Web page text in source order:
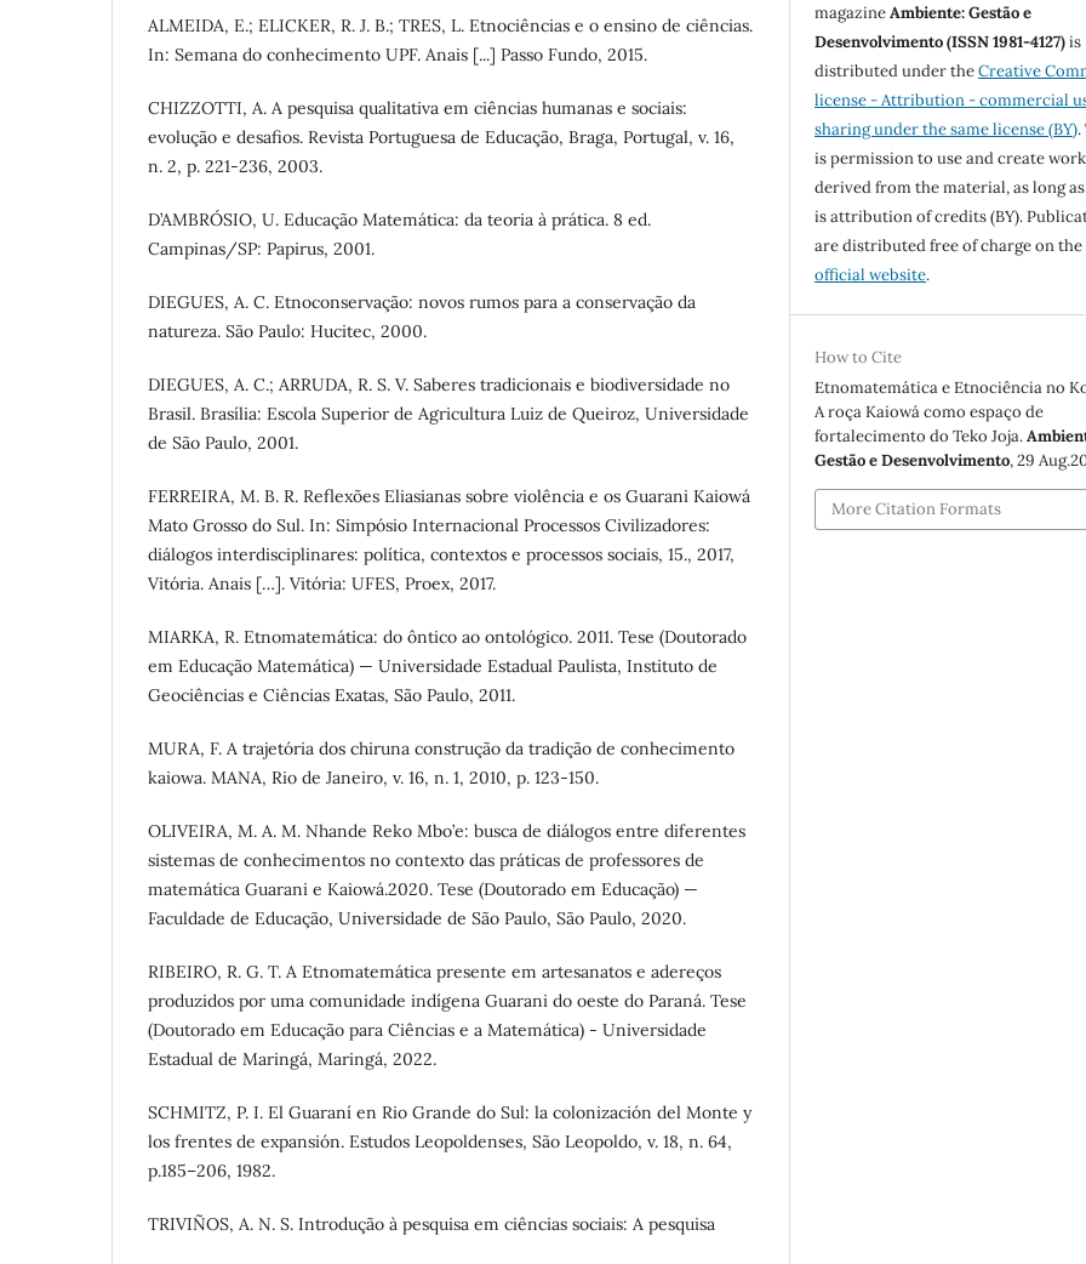
ALMEIDA, E.; ELICKER, R. J. B.; TRES, L. Etnociências e o ensino de ciências.
In: Semana do conhecimento UPF. Anais [...] Passo Fundo, 2015.
CHIZZOTTI, A. A pesquisa qualitativa em ciências humanas e sociais:
evolução e desafios. Revista Portuguesa de Educação, Braga, Portugal, v. 16,
n. 2, p. 221-236, 2003.
D’AMBRÓSIO, U. Educação Matemática: da teoria à prática. 8 ed.
Campinas/SP: Papirus, 2001.
DIEGUES, A. C. Etnoconservação: novos rumos para a conservação da
natureza. São Paulo: Hucitec, 2000.
DIEGUES, A. C.; ARRUDA, R. S. V. Saberes tradicionais e biodiversidade no
Brasil. Brasília: Escola Superior de Agricultura Luiz de Queiroz, Universidade
de São Paulo, 2001.
FERREIRA, M. B. R. Reflexões Eliasianas sobre violência e os Guarani Kaiowá
Mato Grosso do Sul. In: Simpósio Internacional Processos Civilizadores:
diálogos interdisciplinares: política, contextos e processos sociais, 15., 2017,
Vitória. Anais […]. Vitória: UFES, Proex, 2017.
MIARKA, R. Etnomatemática: do ôntico ao ontológico. 2011. Tese (Doutorado
em Educação Matemática) — Universidade Estadual Paulista, Instituto de
Geociências e Ciências Exatas, São Paulo, 2011.
MURA, F. A trajetória dos chiruna construção da tradição de conhecimento
kaiowa. MANA, Rio de Janeiro, v. 16, n. 1, 2010, p. 123-150.
OLIVEIRA, M. A. M. Nhande Reko Mbo’e: busca de diálogos entre diferentes
sistemas de conhecimentos no contexto das práticas de professores de
matemática Guarani e Kaiowá.2020. Tese (Doutorado em Educação) —
Faculdade de Educação, Universidade de São Paulo, São Paulo, 2020.
RIBEIRO, R. G. T. A Etnomatemática presente em artesanatos e adereços
produzidos por uma comunidade indígena Guarani do oeste do Paraná. Tese
(Doutorado em Educação para Ciências e a Matemática) - Universidade
Estadual de Maringá, Maringá, 2022.
SCHMITZ, P. I. El Guaraní en Rio Grande do Sul: la colonización del Monte y
los frentes de expansión. Estudos Leopoldenses, São Leopoldo, v. 18, n. 64,
p.185–206, 1982.
TRIVIÑOS, A. N. S. Introdução à pesquisa em ciências sociais: A pesquisa
magazineAmbiente: Gestão e
Desenvolvimento (ISSN 1981-4127)is
distributed under theCreative
license - Attribution - commercial
sharing under the same license (BY)
is permission to use and create
derived from the material, as long
is attribution of credits (BY).
are distributed free of charge on the
official website.
How to Cite
Etnomatemática e Etnociência no
A roça Kaiowá como espaço de
fortalecimento do Teko Joja.
Gestão e Desenvolvimento, 29
More Citation Formats